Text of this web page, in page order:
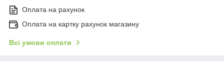
Оплата на рахунок
Оплата на картку рахунок магазину
Всі умови оплати